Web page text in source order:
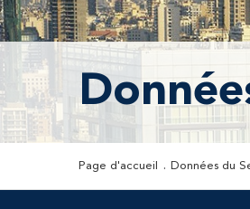
Page d'accueil Données du